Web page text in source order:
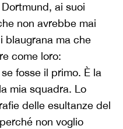
ai suoi
non avrebbe mai
blaugrana ma che
come loro:
fosse il primo. È la
mia squadra. Lo
delle esultanze del
non voglio